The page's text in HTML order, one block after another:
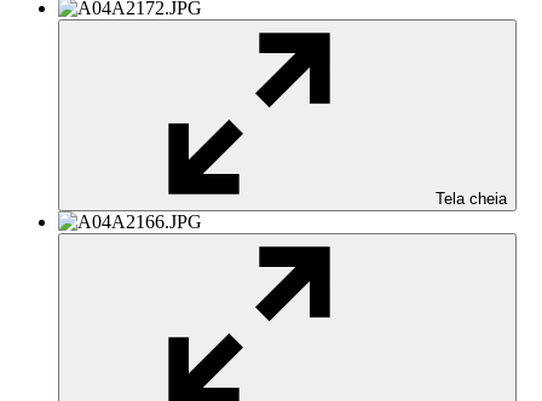
Tela cheia